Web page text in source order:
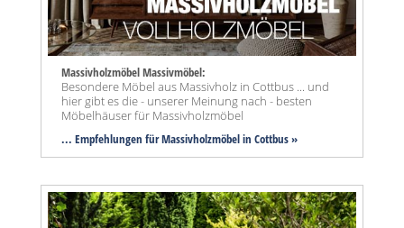
Massivholzmöbel Massivmöbel:
Besondere Möbel aus Massivholz in Cottbus ... und
hier gibt es die - unserer Meinung nach - besten
Möbelhäuser für Massivholzmöbel
... Empfehlungen für Massivholzmöbel in Cottbus »